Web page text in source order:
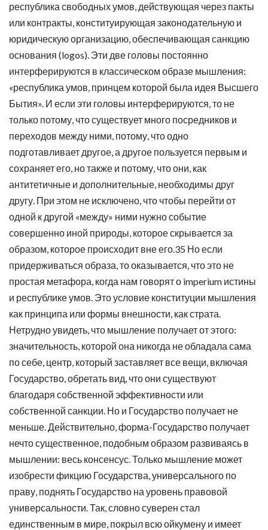
республика свободных умов, действующая через пакты
или контракты, конституирующая законодательную и
юридическую организацию, обеспечивающая санкцию
основания (logos). Эти две головы постоянно
интерферируются в классическом образе мышления:
«республика умов, принцем которой была идея Высшего
Бытия». И если эти головы интерферируются, то не
только потому, что существует много посредников и
переходов между ними, потому, что одно
подготавливает другое, а другое пользуется первым и
сохраняет его, но также и потому, что они, как
антитетичные и дополнительные, необходимы друг
другу. При этом не исключено, что чтобы перейти от
одной к другой «между» ними нужно событие
совершенно иной природы, которое скрывается за
образом, которое происходит вне его.35 Но если
придерживаться образа, то оказывается, что это не
простая метафора, когда нам говорят о imperium истины
и республике умов. Это условие конституции мышления
как принципа или формы внешности, как страта.
Нетрудно увидеть, что мышление получает от этого:
значительность, которой она никогда не обладала сама
по себе, центр, который заставляет все вещи, включая
Государство, обретать вид, что они существуют
благодаря собственной эффективности или
собственной санкции. Но и Государство получает не
меньше. Действительно, форма-Государство получает
нечто существенное, подобным образом развиваясь в
мышлении: весь консенсус. Только мышление может
изобрести фикцию Государства, универсального по
праву, поднять Государство на уровень правовой
универсальности. Так, словно суверен стал
единственным в мире, покрыл всю ойкумену и имеет